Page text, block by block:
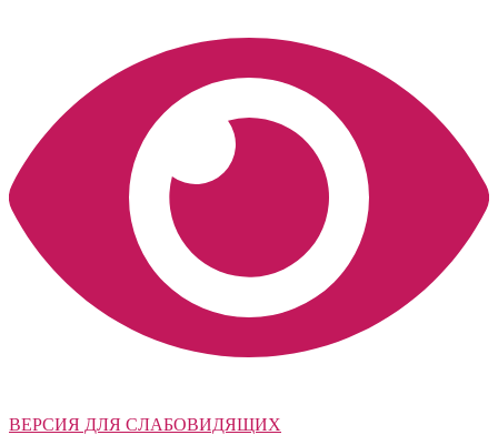
ВЕРСИЯ ДЛЯ СЛАБОВИДЯЩИХ